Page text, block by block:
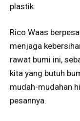
plastik.
Rico Waas
menjaga
rawat bumi ini,
kita yang butuh
mudah-mudahan
pesannya.